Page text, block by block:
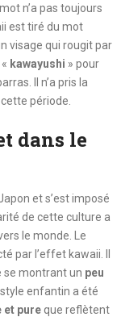
n’a pas toujours
est tiré du mot
visage qui rougit par
kawayushi » pour
Il n’a pris la
période.
dans le
et s’est imposé
de cette culture a
le monde. Le
par l’effet kawaii. Il
se montrant un peu
enfantin a été
et pureque reflètent